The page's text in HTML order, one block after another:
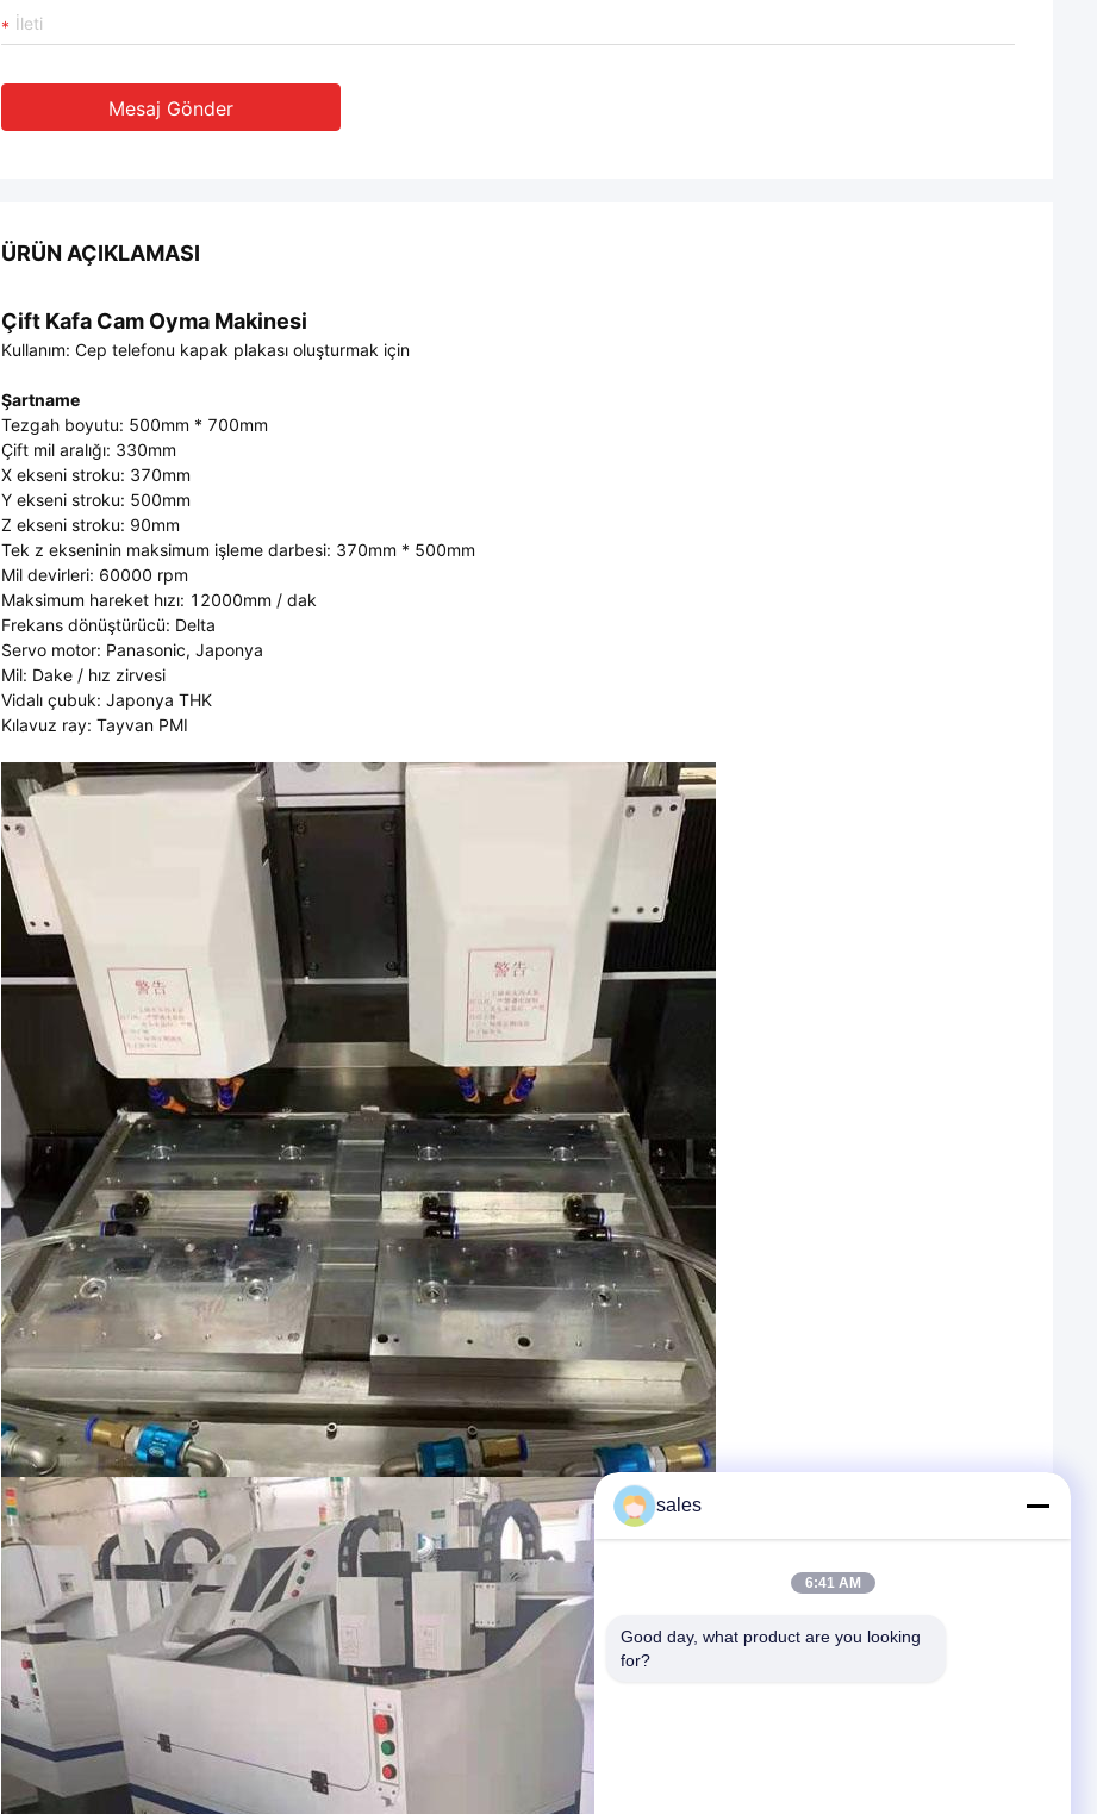
Mesaj Gönder
ÜRÜN AÇIKLAMASI
Çift Kafa Cam Oyma Makinesi
Kullanım: Cep telefonu kapak plakası oluşturmak için
Şartname
Tezgah boyutu: 500mm * 700mm
Çift mil aralığı: 330mm
X ekseni stroku: 370mm
Y ekseni stroku: 500mm
Z ekseni stroku: 90mm
Tek z ekseninin maksimum işleme darbesi: 370mm * 500mm
Mil devirleri: 60000 rpm
Maksimum hareket hızı: 12000mm / dak
Frekans dönüştürücü: Delta
Servo motor: Panasonic, Japonya
Mil: Dake / hız zirvesi
Vidalı çubuk: Japonya THK
Kılavuz ray: Tayvan PMI
sales
6:41 AM
Good day, what product are you looking
for?